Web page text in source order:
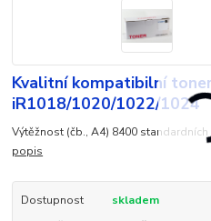
Kvalitní kompatibilní
iR1018/1020/1022/1024
Výtěžnost (čb., A4) 8400
popis
Dostupnost
skladem